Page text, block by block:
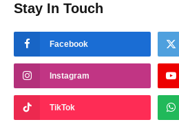
Stay In Touch
Facebook
Instagram
TikTok